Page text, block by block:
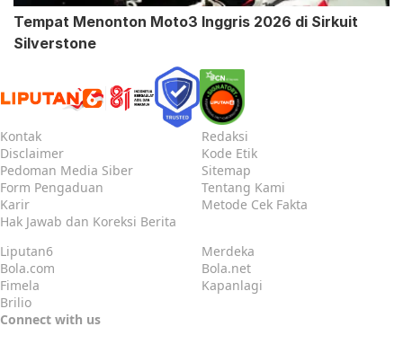
Tempat Menonton Moto3 Inggris 2026 di Sirkuit
Silverstone
Kontak
Redaksi
Disclaimer
Kode Etik
Pedoman Media Siber
Sitemap
Form Pengaduan
Tentang Kami
Karir
Metode Cek Fakta
Hak Jawab dan Koreksi Berita
Liputan6
Merdeka
Bola.com
Bola.net
Fimela
Kapanlagi
Brilio
Connect with us